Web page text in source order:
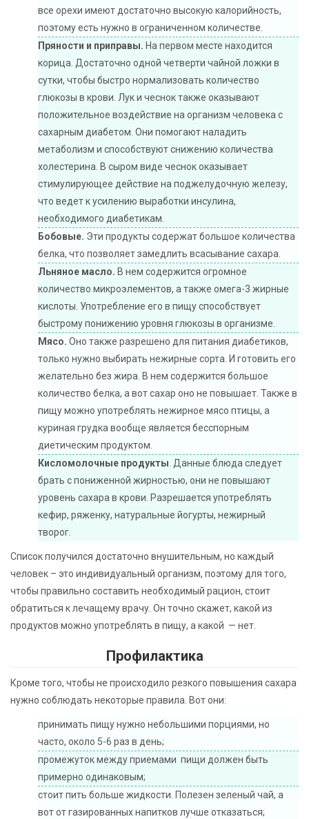
все орехи имеют достаточно высокую калорийность,
поэтому есть нужно в ограниченном количестве.
Пряности и приправы. На первом месте находится
корица. Достаточно одной четверти чайной ложки в
сутки, чтобы быстро нормализовать количество
глюкозы в крови. Лук и чеснок также оказывают
положительное воздействие на организм человека с
сахарным диабетом. Они помогают наладить
метаболизм и способствуют снижению количества
холестерина. В сыром виде чеснок оказывает
стимулирующее действие на поджелудочную железу,
что ведет к усилению выработки инсулина,
необходимого диабетикам.
Бобовые. Эти продукты содержат большое количества
белка, что позволяет замедлить всасывание сахара.
Льняное масло. В нем содержится огромное
количество микроэлементов, а также омега-3 жирные
кислоты. Употребление его в пищу способствует
быстрому понижению уровня глюкозы в организме.
Мясо. Оно также разрешено для питания диабетиков,
только нужно выбирать нежирные сорта. И готовить его
желательно без жира. В нем содержится большое
количество белка, а вот сахар оно не повышает. Также в
пищу можно употреблять нежирное мясо птицы, а
куриная грудка вообще является бесспорным
диетическим продуктом.
Кисломолочные продукты . Данные блюда следует
брать с пониженной жирностью, они не повышают
уровень сахара в крови. Разрешается употреблять
кефир, ряженку, натуральные йогурты, нежирный
творог.
Список получился достаточно внушительным, но каждый
человек – это индивидуальный организм, поэтому для того,
чтобы правильно составить необходимый рацион, стоит
обратиться к лечащему врачу. Он точно скажет, какой из
продуктов можно употреблять в пищу, а какой — нет.
Профилактика
Кроме того, чтобы не происходило резкого повышения сахара
нужно соблюдать некоторые правила. Вот они:
принимать пищу нужно небольшими порциями, но
часто, около 5-6 раз в день;
промежуток между приемами пищи должен быть
примерно одинаковым;
стоит пить больше жидкости. Полезен зеленый чай, а
вот от газированных напитков лучше отказаться;